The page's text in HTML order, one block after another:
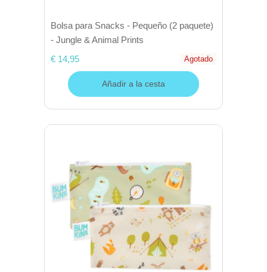
Bolsa para Snacks - Pequeño (2 paquete)
- Jungle & Animal Prints
€ 14,95
Agotado
Añadir a la cesta